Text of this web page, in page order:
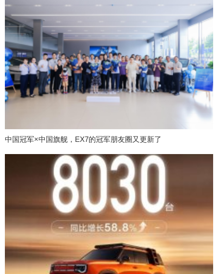
中国冠军×中国旗舰，EX7的冠军朋友圈又更新了